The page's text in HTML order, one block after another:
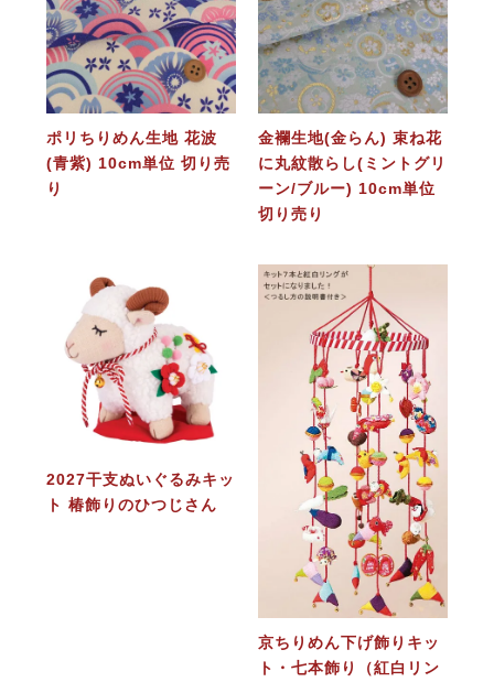
ポリちりめん生地 花波
(青紫) 10cm単位 切り売
り
金襴生地(金らん) 束ね花
に丸紋散らし(ミントグリ
ーン/ブルー) 10cm単位
切り売り
2027干支ぬいぐるみキッ
ト 椿飾りのひつじさん
京ちりめん下げ飾りキッ
ト・七本飾り（紅白リン